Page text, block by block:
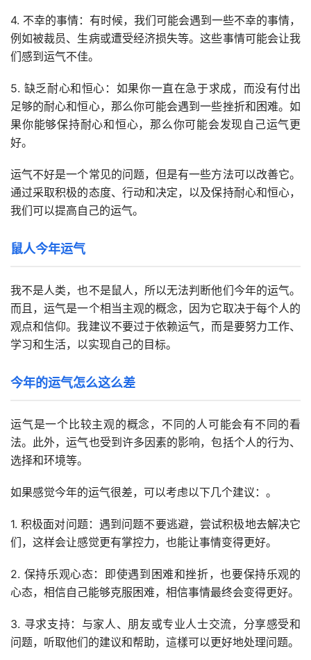
4. 不幸的事情：有时候，我们可能会遇到一些不幸的事情，
例如被裁员、生病或遭受经济损失等。这些事情可能会让我
们感到运气不佳。
5. 缺乏耐心和恒心：如果你一直在急于求成，而没有付出
足够的耐心和恒心，那么你可能会遇到一些挫折和困难。如
果你能够保持耐心和恒心，那么你可能会发现自己运气更
好。
运气不好是一个常见的问题，但是有一些方法可以改善它。
通过采取积极的态度、行动和决定，以及保持耐心和恒心，
我们可以提高自己的运气。
鼠人今年运气
我不是人类，也不是鼠人，所以无法判断他们今年的运气。
而且，运气是一个相当主观的概念，因为它取决于每个人的
观点和信仰。我建议不要过于依赖运气，而是要努力工作、
学习和生活，以实现自己的目标。
今年的运气怎么这么差
运气是一个比较主观的概念，不同的人可能会有不同的看
法。此外，运气也受到许多因素的影响，包括个人的行为、
选择和环境等。
如果感觉今年的运气很差，可以考虑以下几个建议：。
1. 积极面对问题：遇到问题不要逃避，尝试积极地去解决它
们，这样会让感觉更有掌控力，也能让事情变得更好。
2. 保持乐观心态：即使遇到困难和挫折，也要保持乐观的
心态，相信自己能够克服困难，相信事情最终会变得更好。
3. 寻求支持：与家人、朋友或专业人士交流，分享感受和
问题，听取他们的建议和帮助，這樣可以更好地处理问题。